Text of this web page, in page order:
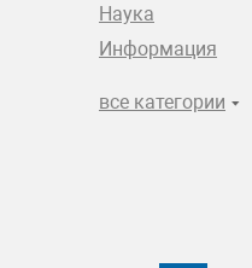
Наука
Информация
все категории